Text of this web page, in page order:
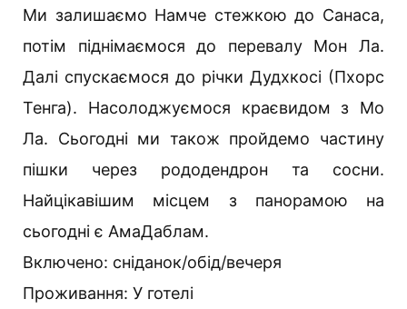
Ми залишаємо Намче стежкою до Санаса,
потім піднімаємося до перевалу Мон Ла.
Далі спускаємося до річки Дудхкосі (Пхорс
Тенга). Насолоджуємося краєвидом з Мо
Ла. Сьогодні ми також пройдемо частину
пішки через рододендрон та сосни.
Найцікавішим місцем з панорамою на
сьогодні є АмаДаблам.
Включено: сніданок/обід/вечеря
Проживання: У готелі